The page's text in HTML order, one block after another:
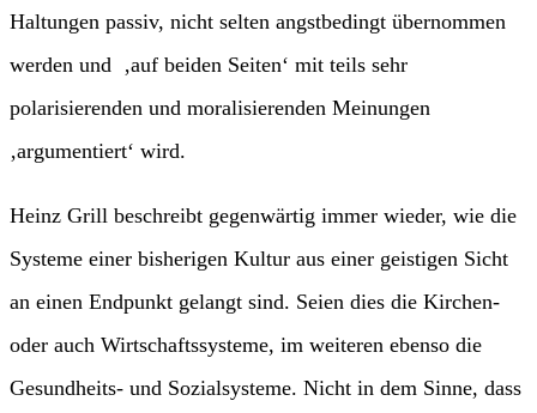
Haltungen passiv, nicht selten angstbedingt übernommen
werden und ‚auf beiden Seiten‘ mit teils sehr
polarisierenden und moralisierenden Meinungen
‚argumentiert‘ wird.
Heinz Grill beschreibt gegenwärtig immer wieder, wie die
Systeme einer bisherigen Kultur aus einer geistigen Sicht
an einen Endpunkt gelangt sind. Seien dies die Kirchen-
oder auch Wirtschaftssysteme, im weiteren ebenso die
Gesundheits- und Sozialsysteme. Nicht in dem Sinne, dass